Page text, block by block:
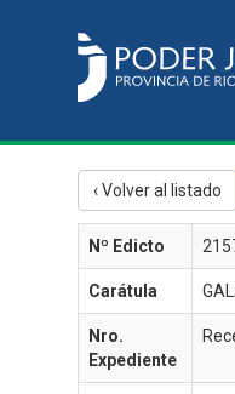
‹ Volver al listado
Nº Edicto
Carátula
Nro.
Expediente